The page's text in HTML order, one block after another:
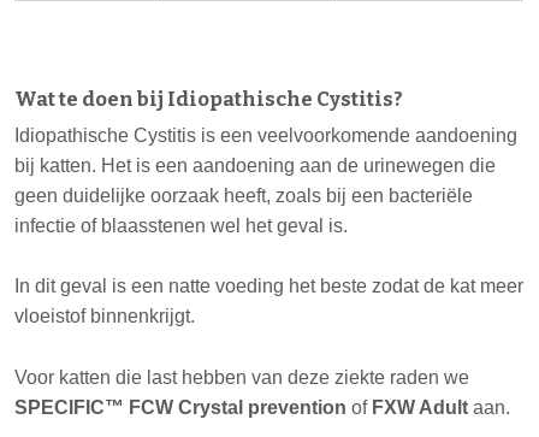
Wat te doen bij Idiopathische Cystitis?
Idiopathische Cystitis is een veelvoorkomende aandoening
bij katten. Het is een aandoening aan de urinewegen die
geen duidelijke oorzaak heeft, zoals bij een bacteriële
infectie of blaasstenen wel het geval is.
In dit geval is een natte voeding het beste zodat de kat meer
vloeistof binnenkrijgt.
Voor katten die last hebben van deze ziekte raden we
SPECIFIC™ FCW Crystal prevention of FXW Adult aan.